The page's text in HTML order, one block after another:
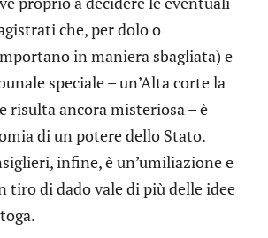
che, per dolo o
in maniera sbagliata) e
speciale – un’Alta corte la
risulta ancora misteriosa – è
di un potere dello Stato.
infine, è un’umiliazione e
tiro di dado vale di più delle idee